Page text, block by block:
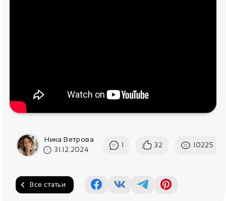
Ника Ветрова
31.12.2024
1 32 10225
Все статьи